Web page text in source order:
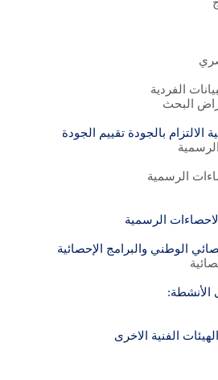
الفردية
البحث
الالتزام بالجودة تقييم الجودة
الرسمية
الرسمية
الوطني والبرامج الإحصائية
الأنشطة:
الفنية الاخرى